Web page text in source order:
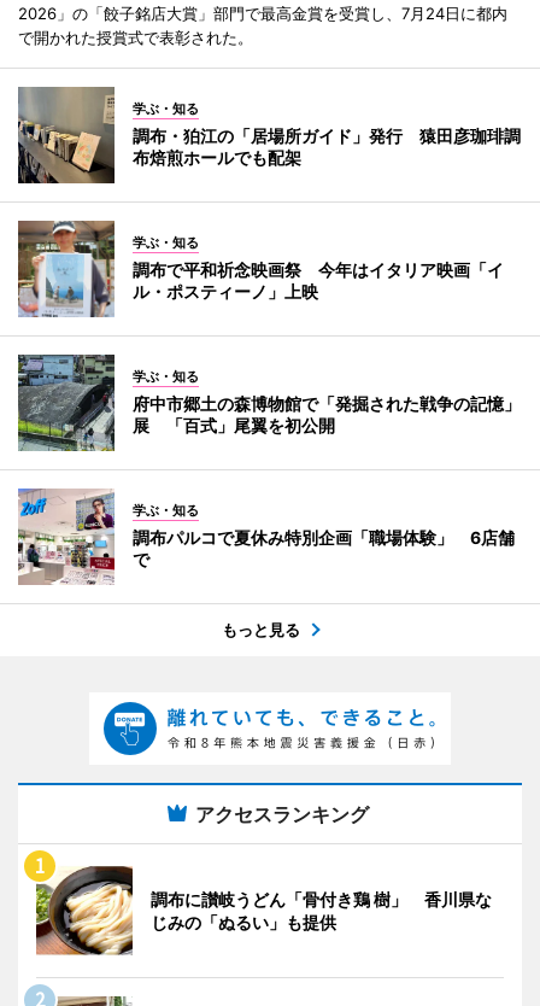
2026」の「餃子銘店大賞」部門で最高金賞を受賞し、7月24日に都内
で開かれた授賞式で表彰された。
学ぶ・知る
調布・狛江の「居場所ガイド」発行 猿田彦珈琲調
布焙煎ホールでも配架
学ぶ・知る
調布で平和祈念映画祭 今年はイタリア映画「イ
ル・ポスティーノ」上映
学ぶ・知る
府中市郷土の森博物館で「発掘された戦争の記憶」
展 「百式」尾翼を初公開
学ぶ・知る
調布パルコで夏休み特別企画「職場体験」 6店舗
で
もっと見る
アクセスランキング
調布に讃岐うどん「骨付き鶏 樹」 香川県な
じみの「ぬるい」も提供